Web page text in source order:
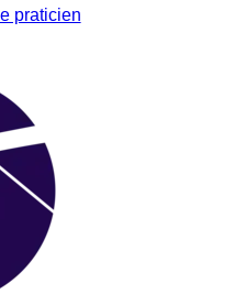
praticien